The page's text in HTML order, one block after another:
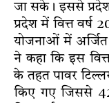
जा सके। इससे प्रदेश
प्रदेश में वित्त वर्ष
योजनाओं में अर्जित
ने कहा कि इस
के तहत पावर
किए गए जिससे